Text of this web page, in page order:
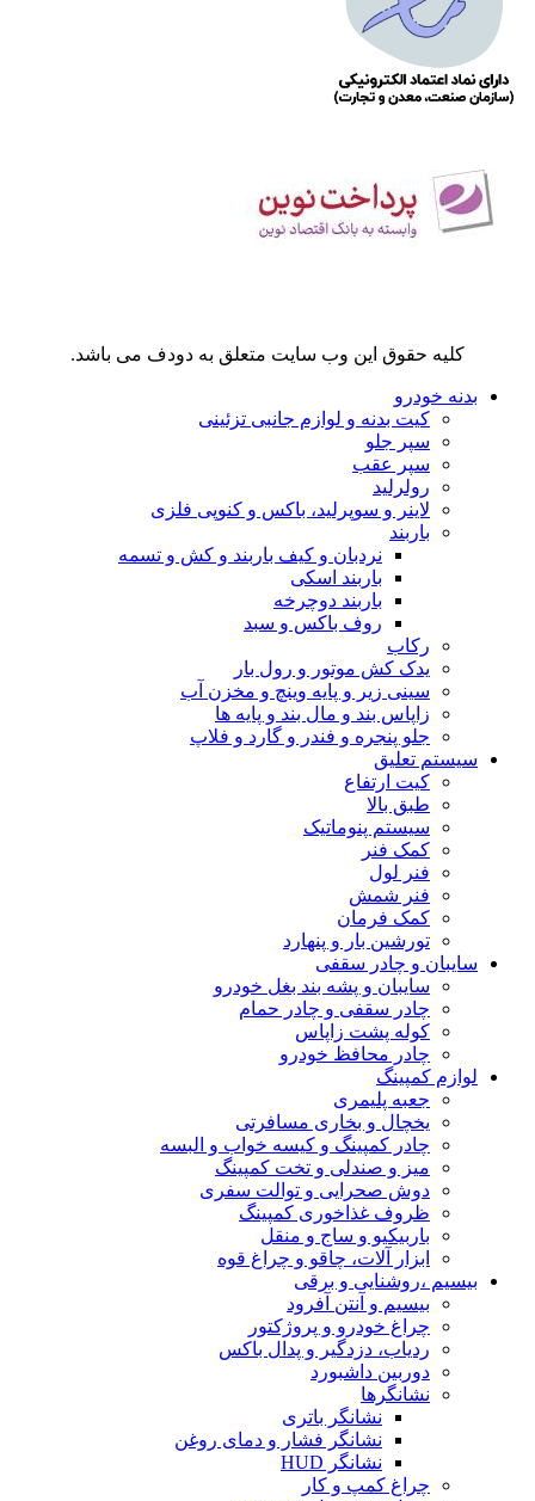
کلیه حقوق این وب سایت متعلق به دودف می باشد.
بدنه خودرو
کیت بدنه و لوازم جانبی تزئینی
سپر جلو
سپر عقب
رولرلید
لاینر و سوپرلید، باکس و کنوپی فلزی
باربند
نردبان و کیف باربند و کش و تسمه
باربند اسکی
باربند دوچرخه
روف باکس و سبد
رکاب
یدک کش موتور و رول بار
سینی زیر و پایه وینچ و مخزن آب
زاپاس بند و مال بند و پایه ها
جلو پنجره و فندر و گارد و فلاپ
سیستم تعلیق
کیت ارتفاع
طبق بالا
سیستم پنوماتیک
کمک فنر
فنر لول
فنر شمش
کمک فرمان
تورشین بار و پنهارد
سایبان و چادر سقفی
سایبان و پشه بند بغل خودرو
چادر سقفی و چادر حمام
کوله پشت زاپاس
چادر محافظ خودرو
لوازم کمپینگ
جعبه پلیمری
یخچال و بخاری مسافرتی
چادر کمپینگ و کیسه خواب و البسه
میز و صندلی و تخت کمپینگ
دوش صحرایی و توالت سفری
ظروف غذاخوری کمپینگ
باربیکیو و ساج و منقل
ابزار آلات، چاقو و چراغ قوه
بیسیم ،روشنایی و برقی
بیسیم و آنتن آفرود
چراغ خودرو و پروژکتور
ردیاب، دزدگیر و پدال باکس
دوربین داشبورد
نشانگرها
نشانگر باتری
نشانگر فشار و دمای روغن
نشانگر HUD
چراغ کمپ و کار